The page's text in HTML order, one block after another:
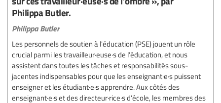
Philippa Butler.
Philippa Butler
Les personnels de soutien à l'éducation (PSE) jouent un rôle
crucial parmi les travailleur·euse·s de l’éducation, et nous
assistent dans toutes les tâches et responsabilités sous-
jacentes indispensables pour que les enseignant·e·s puissent
enseigner et les étudiant·e·s apprendre. Aux côtés des
enseignant·e·s et des directeur·rice·s d’école, les membres des